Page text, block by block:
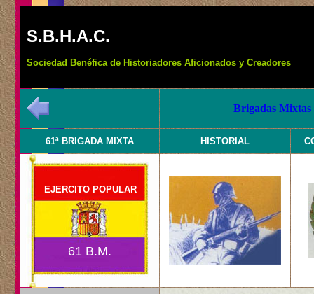
S.B.H.A.C.
Sociedad Benéfica de Historiadores Aficionados y Creadores
Brigadas
61ª BRIGADA MIXTA HISTORIAL
EJERCITO POPULAR
61 B.M.